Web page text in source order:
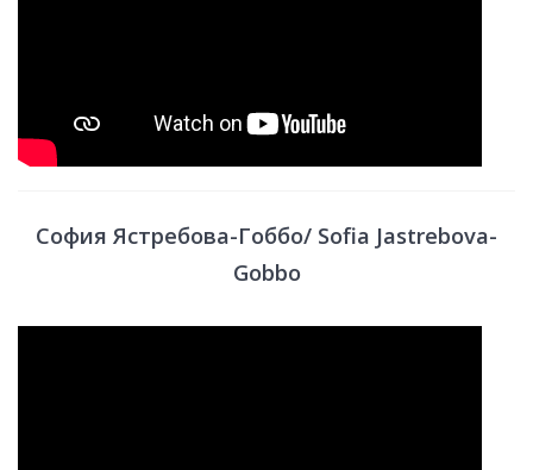
София Ястребова-Гоббо/ Sofia Jastrebova-
Gobbo